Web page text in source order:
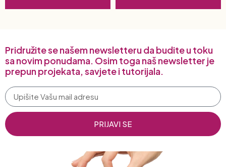
Pridružite se našem newsletteru da budite u toku
sa novim ponudama. Osim toga naš newsletter je
prepun projekata, savjete i tutorijala.
PRIJAVI SE